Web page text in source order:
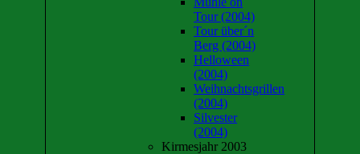
Tour (2004)
Tour über´n
Berg (2004)
Helloween
(2004)
Weihnachtsgrillen
(2004)
Silvester
(2004)
Kirmesjahr 2003